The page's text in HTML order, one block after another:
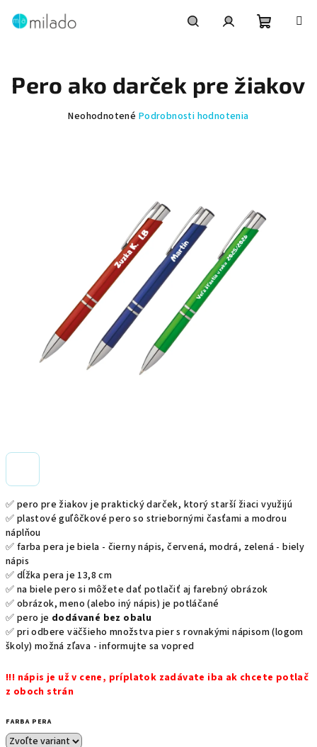
košík
✅ pero pre žiakov je praktický darček, ktorý starší žiaci využijú
✅ plastové guľôčkové pero so striebornými časťami a modrou
náplňou
✅ farba pera je biela - čierny nápis, červená, modrá, zelená - biely
nápis
✅ dĺžka pera je 13,8 cm
✅ na biele pero si môžete dať potlačiť aj farebný obrázok
✅ obrázok, meno (alebo iný nápis) je potláčané
✅ pero je dodávané bez obalu
✅ pri odbere väčšieho množstva pier s rovnakými nápisom (logom
školy) možná zľava - informujte sa vopred
!!! nápis je už v cene, príplatok zadávate iba ak chcete potlač
z oboch strán
FARBA PERA
Pero ako darček pre žiakov
Priemerné
Neohodnotené Podrobnosti hodnotenia